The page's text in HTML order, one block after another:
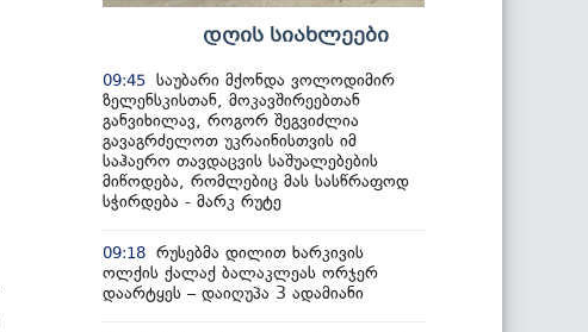
დღის სიახლეები
09:45 საუბარი მქონდა ვოლოდიმირ
ზელენსკისთან, მოკავშირეებთან
განვიხილავ, როგორ შეგვიძლია
გავაგრძელოთ უკრაინისთვის იმ
საჰაერო თავდაცვის საშუალებების
მიწოდება, რომლებიც მას სასწრაფოდ
სჭირდება - მარკ რუტე
09:18 რუსებმა დილით ხარკივის
ოლქის ქალაქ ბალაკლეას ორჯერ
დაარტყეს – დაიღუპა 3 ადამიანი